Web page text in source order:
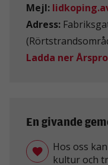
Mejl:
Adress:
Ladda ner
En givande
Hos oss
kultur och